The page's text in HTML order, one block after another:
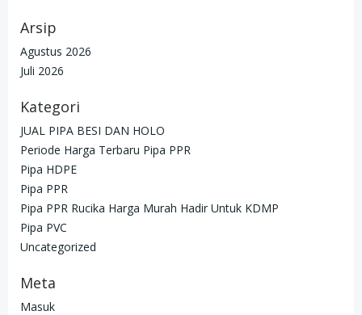
Arsip
Agustus 2026
Juli 2026
Kategori
JUAL PIPA BESI DAN HOLO
Periode Harga Terbaru Pipa PPR
Pipa HDPE
Pipa PPR
Pipa PPR Rucika Harga Murah Hadir Untuk KDMP
Pipa PVC
Uncategorized
Meta
Masuk